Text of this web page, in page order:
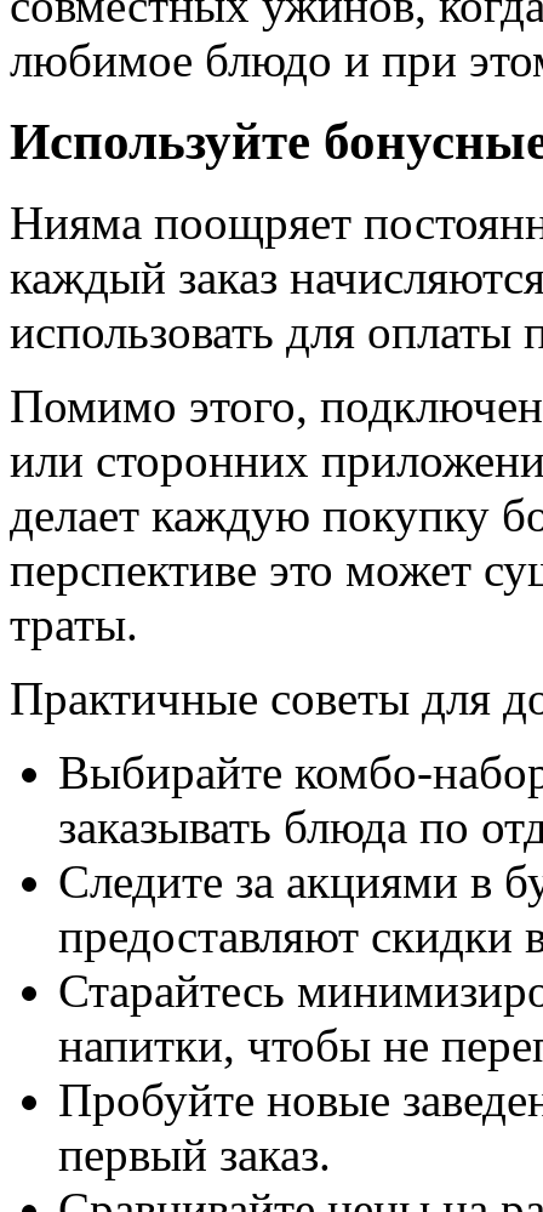
любимое блюдо и при
Используйте
Нияма поощряет
каждый заказ
использовать для
Помимо этого,
или сторонних
делает каждую покупку
перспективе это может
траты.
Практичные советы для
Выбирайте комбо-
заказывать блюда по
Следите за акциями в
предоставляют скидки
Старайтесь
напитки, чтобы не
Пробуйте новые
первый заказ.